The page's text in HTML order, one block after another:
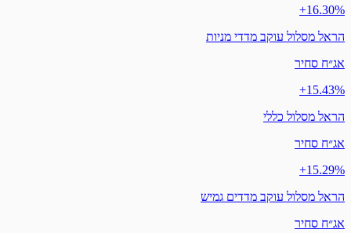
‎+16.30%
הראל מסלול עוקב מדדי מניות
אג״ח סחיר
‎+15.43%
הראל מסלול כללי
אג״ח סחיר
‎+15.29%
הראל מסלול עוקב מדדים גמיש
אג״ח סחיר